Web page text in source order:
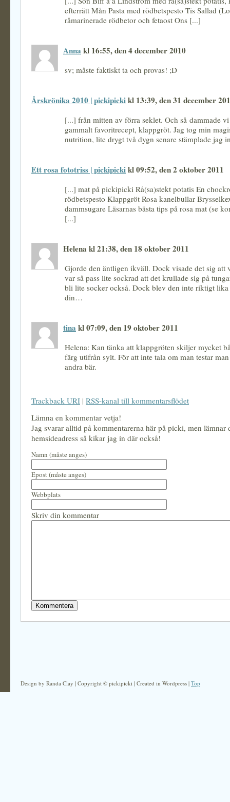
efterrätt Mån Pasta med rödbetspesto Tis Sallad
råmarinerade rödbetor och fetaost Ons [...]
Anna kl 16:55, den 4 december 2010
sv; måste faktiskt ta och provas! ;D
Årskrönika 2010 | pickipickikl 13:39, den 31 december
[...] från mitten av förra seklet. Och så dammade
gammalt favoritrecept, klappgröt. Jag tog min
nutrition, lite drygt två dygn senare stämplade jag
Ett rosa fototriss | pickipickikl 09:52, den 2 oktober 2011
[...] mat på pickipicki Rå(sa)stekt potatis En
rödbetspesto Klappgröt Rosa kanelbullar
dammsugare Läsarnas bästa tips på rosa mat (se
[...]
Helena kl 21:38, den 18 oktober 2011
Gjorde den äntligen ikväll. Dock visade det sig att
var så pass lite sockrad att det krullade sig på
bli lite socker också. Dock blev den inte riktigt lika
din…
tina kl 07:09, den 19 oktober 2011
Helena: Kan tänka att klappgröten skiljer mycket
färg utifrån sylt. För att inte tala om man testar
andra bär.
Trackback URI | RSS-kanal till kommentarsflödet
Lämna en kommentar vetja!
Jag svarar alltid på kommentarerna här på picki, men lämnar
hemsideadress så kikar jag in där också!
Namn (måste anges)
Epost (måste anges)
Webbplats
Skriv din kommentar
Design by Randa Clay | Copyright © pickipicki | Created in Wordpress | Top